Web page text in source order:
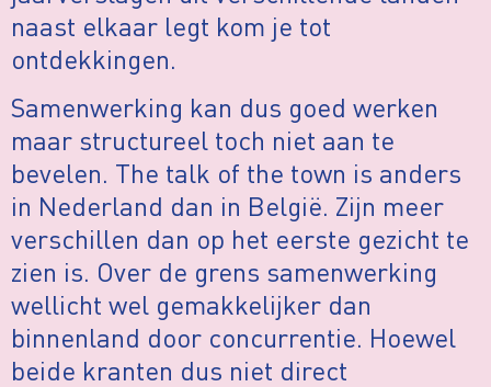
naast elkaar legt kom je tot
ontdekkingen.
Samenwerking kan dus goed werken
maar structureel toch niet aan te
bevelen. The talk of the town is anders
in Nederland dan in België. Zijn meer
verschillen dan op het eerste gezicht te
zien is. Over de grens samenwerking
wellicht wel gemakkelijker dan
binnenland door concurrentie. Hoewel
beide kranten dus niet direct